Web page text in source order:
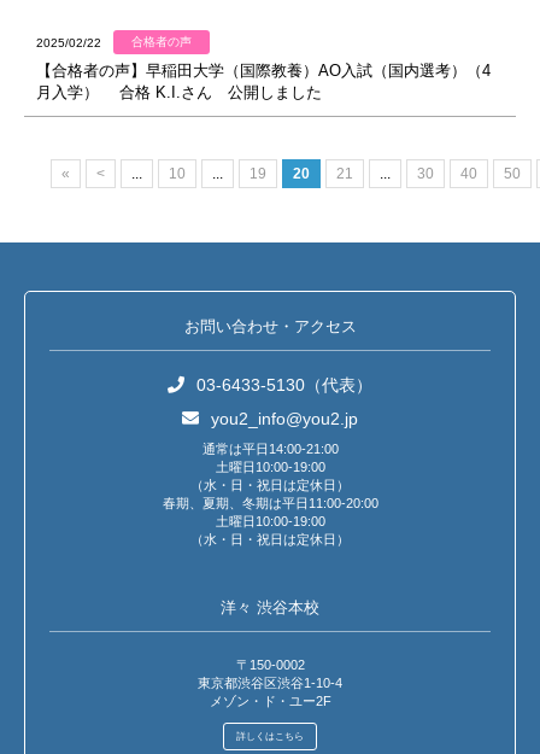
2025/02/22 合格者の声
【合格者の声】早稲田大学（国際教養）AO入試（国内選考）（4
月入学） 合格 K.I.さん 公開しました
« < ... 10 ... 19 20 21 ... 30 40 50
お問い合わせ・アクセス
03-6433-5130（代表）
you2_info@you2.jp
通常は平日14:00-21:00
土曜日10:00-19:00
（水・日・祝日は定休日）
春期、夏期、冬期は平日11:00-20:00
土曜日10:00-19:00
（水・日・祝日は定休日）
洋々 渋谷本校
〒150-0002
東京都渋谷区渋谷1-10-4
メゾン・ド・ユー2F
詳しくはこちら